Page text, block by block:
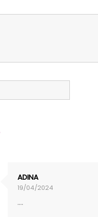
ADINA
19/04/2024
....